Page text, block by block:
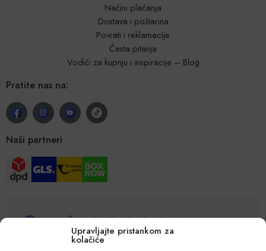
Upravljajte pristankom za
kolačiće
Načini plaćanja
Dostava i poštarina
Povrati i reklamacije
Česta pitanja
Vodiči za kupnju i inspiracije – Blog
Pratite nas na:
Naši partneri